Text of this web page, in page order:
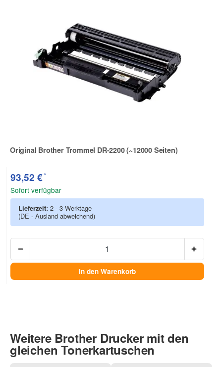
Original Brother Trommel DR-2200 (~12000 Seiten)
Zur Artikelbewertung
93,52 €*
Sofort verfügbar
Lieferzeit: 2 - 3 Werktage
(DE - Ausland abweichend)
In den Warenkorb
Weitere Brother Drucker mit den
gleichen Tonerkartuschen